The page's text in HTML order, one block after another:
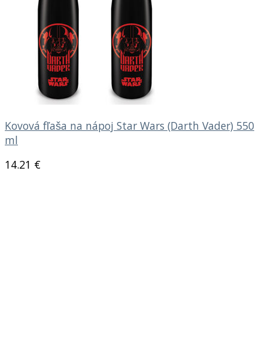
Kovová fľaša na nápoj Star Wars (Darth Vader) 550
ml
14.21 €